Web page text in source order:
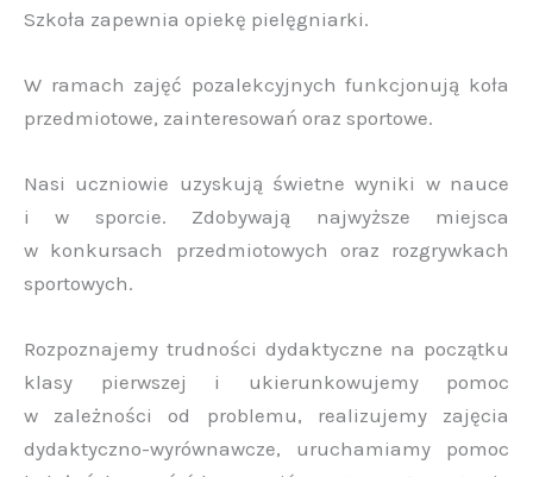
Szkoła zapewnia opiekę pielęgniarki.
W ramach zajęć pozalekcyjnych funkcjonują koła
przedmiotowe, zainteresowań oraz sportowe.
Nasi uczniowie uzyskują świetne wyniki w nauce
i w sporcie. Zdobywają najwyższe miejsca
w konkursach przedmiotowych oraz rozgrywkach
sportowych.
Rozpoznajemy trudności dydaktyczne na początku
klasy pierwszej i ukierunkowujemy pomoc
w zależności od problemu, realizujemy zajęcia
dydaktyczno-wyrównawcze, uruchamiamy pomoc